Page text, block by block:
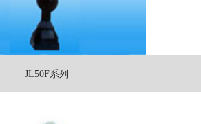
JL50F系列